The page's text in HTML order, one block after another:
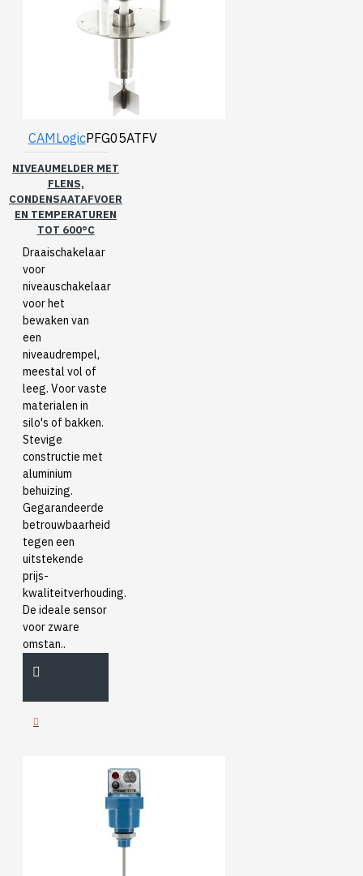
CAMLogicPFG05ATFV
NIVEAUMELDER MET
FLENS,
CONDENSAATAFVOER
EN TEMPERATUREN
TOT 600°C
Draaischakelaar
voor
niveauschakelaar
voor het
bewaken van
een
niveaudrempel,
meestal vol of
leeg. Voor vaste
materialen in
silo's of bakken.
Stevige
constructie met
aluminium
behuizing.
Gegarandeerde
betrouwbaarheid
tegen een
uitstekende
prijs-
kwaliteitverhouding.
De ideale sensor
voor zware
omstan..